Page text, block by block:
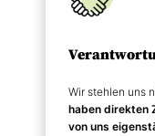
Wir stehlen uns
haben direkten
von uns